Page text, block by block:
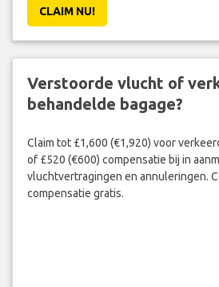
CLAIM NU!
Verstoorde vlucht of
behandelde bagage?
Claim tot £1,600 (€1,920) voor
of £520 (€600) compensatie bij in
vluchtvertragingen en annuleringen.
compensatie gratis.